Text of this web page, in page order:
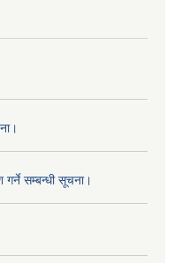
सम्बन्धी सूचना।